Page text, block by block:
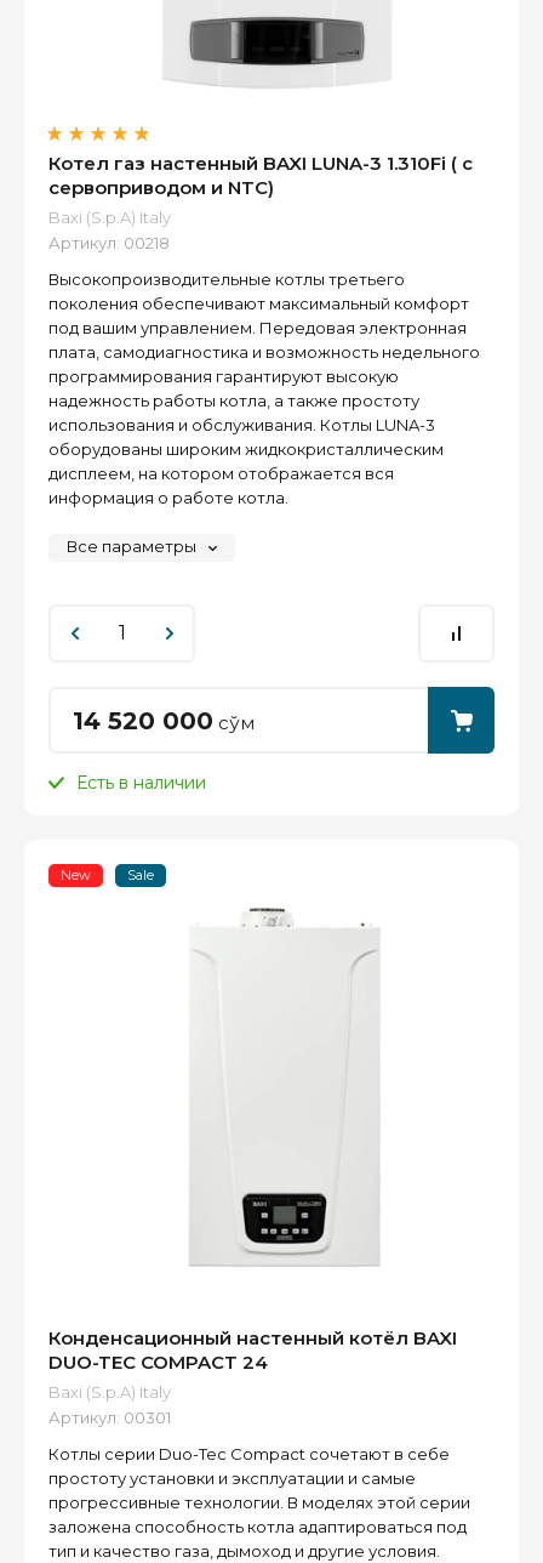
Котел газ настенный BAXI LUNA-3 1.310Fi ( с
сервоприводом и NTC)
Baxi (S.p.A) Italy
Артикул: 00218
Высокопроизводительные котлы третьего
поколения обеспечивают максимальный комфорт
под вашим управлением. Передовая электронная
плата, самодиагностика и возможность недельного
программирования гарантируют высокую
надежность работы котла, а также простоту
использования и обслуживания. Котлы LUNA-3
оборудованы широким жидкокристаллическим
дисплеем, на котором отображается вся
информация о работе котла.
Все параметры
14 520 000 сўм
Есть в наличии
New Sale
Конденсационный настенный котёл BAXI
DUO-TEC COMPACT 24
Baxi (S.p.A) Italy
Артикул: 00301
Котлы серии Duo-Tec Compact сочетают в себе
простоту установки и эксплуатации и самые
прогрессивные технологии. В моделях этой серии
заложена способность котла адаптироваться под
тип и качество газа, дымоход и другие условия.